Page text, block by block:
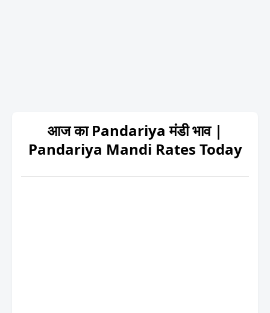
आज का Pandariya मंडी भाव |
Pandariya Mandi Rates Today